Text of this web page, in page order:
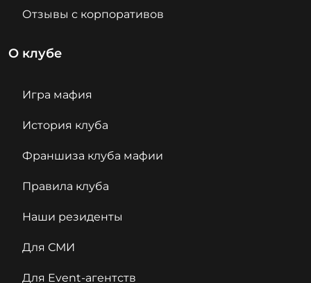
Отзывы с корпоративов
О клубе
Игра мафия
История клуба
Франшиза клуба мафии
Правила клуба
Наши резиденты
Для СМИ
Для Event-агентств